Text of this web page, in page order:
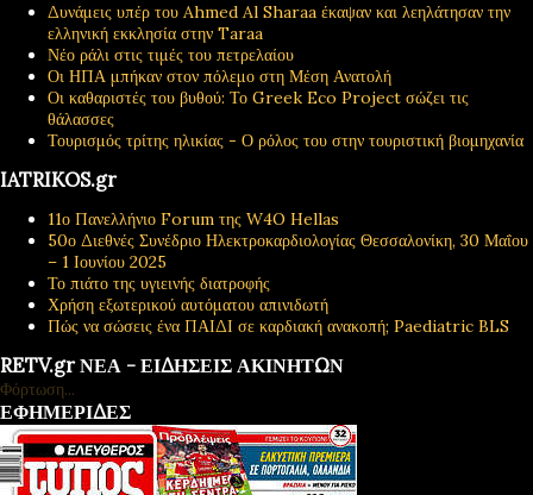
Δυνάμεις υπέρ του Ahmed Al Sharaa έκαψαν και λεηλάτησαν την
ελληνική εκκλησία στην Taraa
Νέο ράλι στις τιμές του πετρελαίου
Οι ΗΠΑ μπήκαν στον πόλεμο στη Μέση Ανατολή
Οι καθαριστές του βυθού: Το Greek Eco Project σώζει τις
θάλασσες
Τουρισμός τρίτης ηλικίας - Ο ρόλος του στην τουριστική βιομηχανία
IATRIKOS.gr
11ο Πανελλήνιο Forum της W4O Hellas
50ο Διεθνές Συνέδριο Ηλεκτροκαρδιολογίας Θεσσαλονίκη, 30 Μαΐου
– 1 Ιουνίου 2025
Το πιάτο της υγιεινής διατροφής
Χρήση εξωτερικού αυτόματου απινιδωτή
Πώς να σώσεις ένα ΠΑΙΔΙ σε καρδιακή ανακοπή; Paediatric BLS
RETV.gr ΝΕΑ - ΕΙΔΗΣΕΙΣ ΑΚΙΝΗΤΩΝ
Φόρτωση...
ΕΦΗΜΕΡΙΔΕΣ